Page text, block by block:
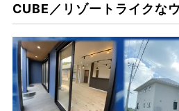
CUBE／リゾートライクな